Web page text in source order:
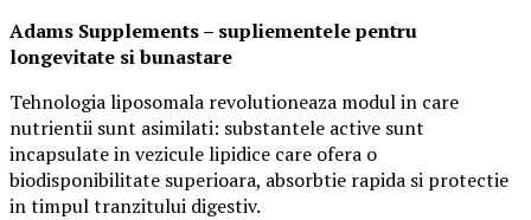
Adams Supplements – supliementelepentru
longevitate si bunastare
Tehnologia liposomala revolutioneaza modul in care
nutrientii sunt asimilati: substantele active sunt
incapsulate in vezicule lipidice care ofera o
biodisponibilitate superioara, absorbtie rapida si protectie
in timpul tranzitului digestiv.